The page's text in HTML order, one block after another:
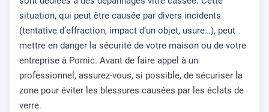
situation, qui peut être causée par divers incidents
(tentative d’effraction, impact d’un objet, usure…), peut
mettre en danger la sécurité de votre maison ou de votre
entreprise à Pornic. Avant de faire appel à un
professionnel, assurez-vous, si possible, de sécuriser la
zone pour éviter les blessures causées par les éclats de
verre.